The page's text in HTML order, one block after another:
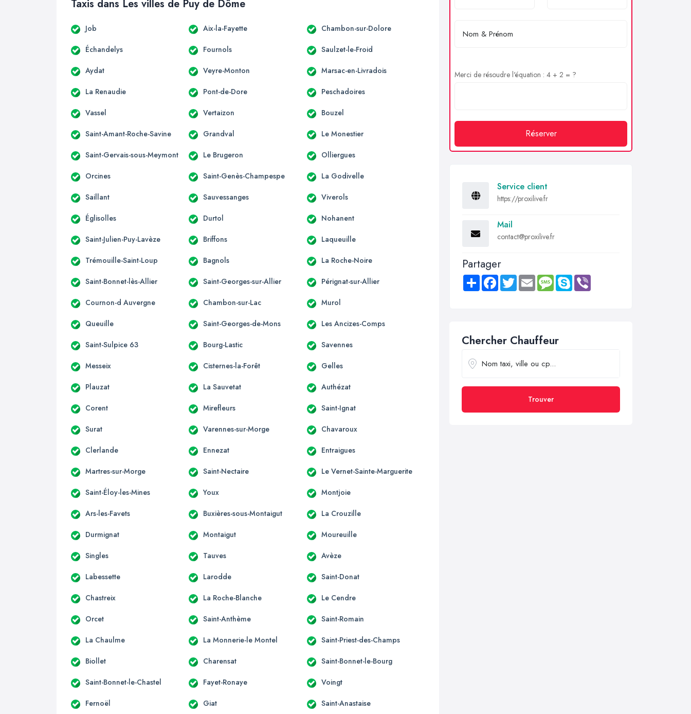
Taxis dans Les villes de Puy de Dôme
Job Aix-la-Fayette Chambon-sur-Dolore
Échandelys Fournols Saulzet-le-Froid
Aydat Veyre-Monton Marsac-en-Livradois
La Renaudie Pont-de-Dore Peschadoires
Vassel Vertaizon Bouzel
Saint-Amant-Roche-Savine Grandval Le Monestier
Saint-Gervais-sous-Meymont Le Brugeron Olliergues
Orcines Saint-Genès-Champespe La Godivelle
Saillant Sauvessanges Viverols
Églisolles Durtol Nohanent
Saint-Julien-Puy-Lavèze Briffons Laqueuille
Trémouille-Saint-Loup Bagnols La Roche-Noire
Saint-Bonnet-lès-Allier Saint-Georges-sur-Allier Pérignat-sur-Allier
Cournon-d Auvergne Chambon-sur-Lac Murol
Queuille Saint-Georges-de-Mons Les Ancizes-Comps
Saint-Sulpice 63 Bourg-Lastic Savennes
Messeix Cisternes-la-Forêt Gelles
Plauzat La Sauvetat Authézat
Corent Mirefleurs Saint-Ignat
Surat Varennes-sur-Morge Chavaroux
Clerlande Ennezat Entraigues
Martres-sur-Morge Saint-Nectaire Le Vernet-Sainte-Marguerite
Saint-Éloy-les-Mines Youx Montjoie
Ars-les-Favets Buxières-sous-Montaigut La Crouzille
Durmignat Montaigut Moureuille
Singles Tauves Avèze
Labessette Larodde Saint-Donat
Chastreix La Roche-Blanche Le Cendre
Orcet Saint-Anthème Saint-Romain
La Chaulme La Monnerie-le Montel Saint-Priest-des-Champs
Biollet Charensat Saint-Bonnet-le-Bourg
Saint-Bonnet-le-Chastel Fayet-Ronaye Voingt
Fernoël Giat Saint-Anastaise
Merci de résoudre l'équation : 4 + 2 = ?
Réserver
Service client
https://proxilive.fr
Mail
contact@proxilive.fr
Partager
Share FacebookTwitter Email MessageSkype
Chercher Chauffeur
Trouver